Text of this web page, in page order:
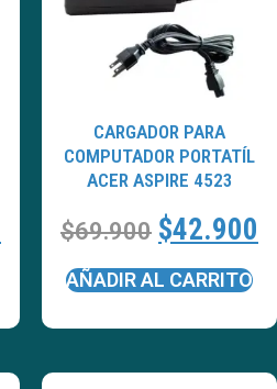
CARGADOR PARA
COMPUTADOR PORTATÍL
ACER ASPIRE 4523
$69.900 $42.900
AÑADIR AL CARRITO